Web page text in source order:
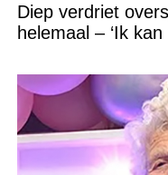
Diep verdriet
helemaal – ‘Ik